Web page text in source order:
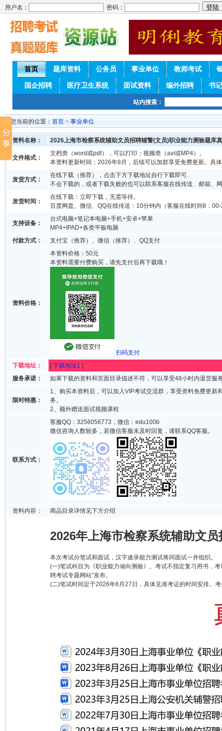
用户名： 密码：
首页 题库资料 公务员 事业单位 教师考试
国企招聘 医疗卫生系统 面试资料 编外招聘 书
站内搜索：
您当前的位置： 首页 > 事业单位
资料名称： 2026上海市检察系统辅助文员招聘辅警(文员)职业能力测验题库
文件格式：
文档类（word或pdf），可以打印；视频类（avi或MP4）。
本资料更新时间；2026年8月，后续可以加群享受免费更新。具
发货方式：
在线下载（推荐），点击下方下载地址自行下载即可.
不会下载的，或者下载失败的也可以联系客服在线传送、邮箱、
发货时间：
在线下载：立即下载，无需等待。
百度网盘、微信、QQ在线传送：10分钟内（客服在线时间8：
支持设备：
台式电脑+笔记本电脑+手机+安卓+苹果
MP4+IPAD+各类平板电脑
付款方式：
支付宝（推荐）、微信（推荐）、QQ支付
资料价格：
本资料价格：50元
本资料需要付费购买，请先支付后再下载哦！
扫码支付
下载地址：
[下载地址1 ]
服务承诺：
如果下载的资料和页面目录描述不符，可以享受48小时内退货服
限时特惠：
1、购买本资料后，可以加入VIP考试交流群，享受资料免费更新
务。
2、额外赠送面试视频课程
联系方式：
客服QQ：3256056773，微信：edu100b
微信咨询人数较多，若微信客服未及时回复，请联系QQ客服。
资料内容： 商品目录详情见下方介绍
2026年上海市检察系统辅助文
本次考试分笔试和面试，汉字速录能力测试将同面试一并组织。
(一)笔试科目为《职业能力倾向测验》。考试不指定复习用书，
聘考试专题网站”发布。
(二)笔试时间定于2026年6月27日，具体见准考证的时间安排。